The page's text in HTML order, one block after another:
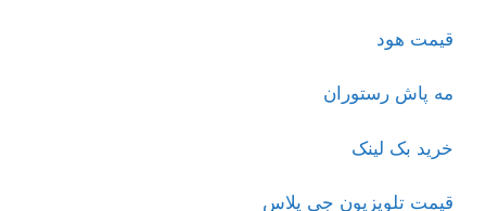
قیمت هود
مه پاش رستوران
خرید بک لینک
قیمت تلویزیون جی پلاس